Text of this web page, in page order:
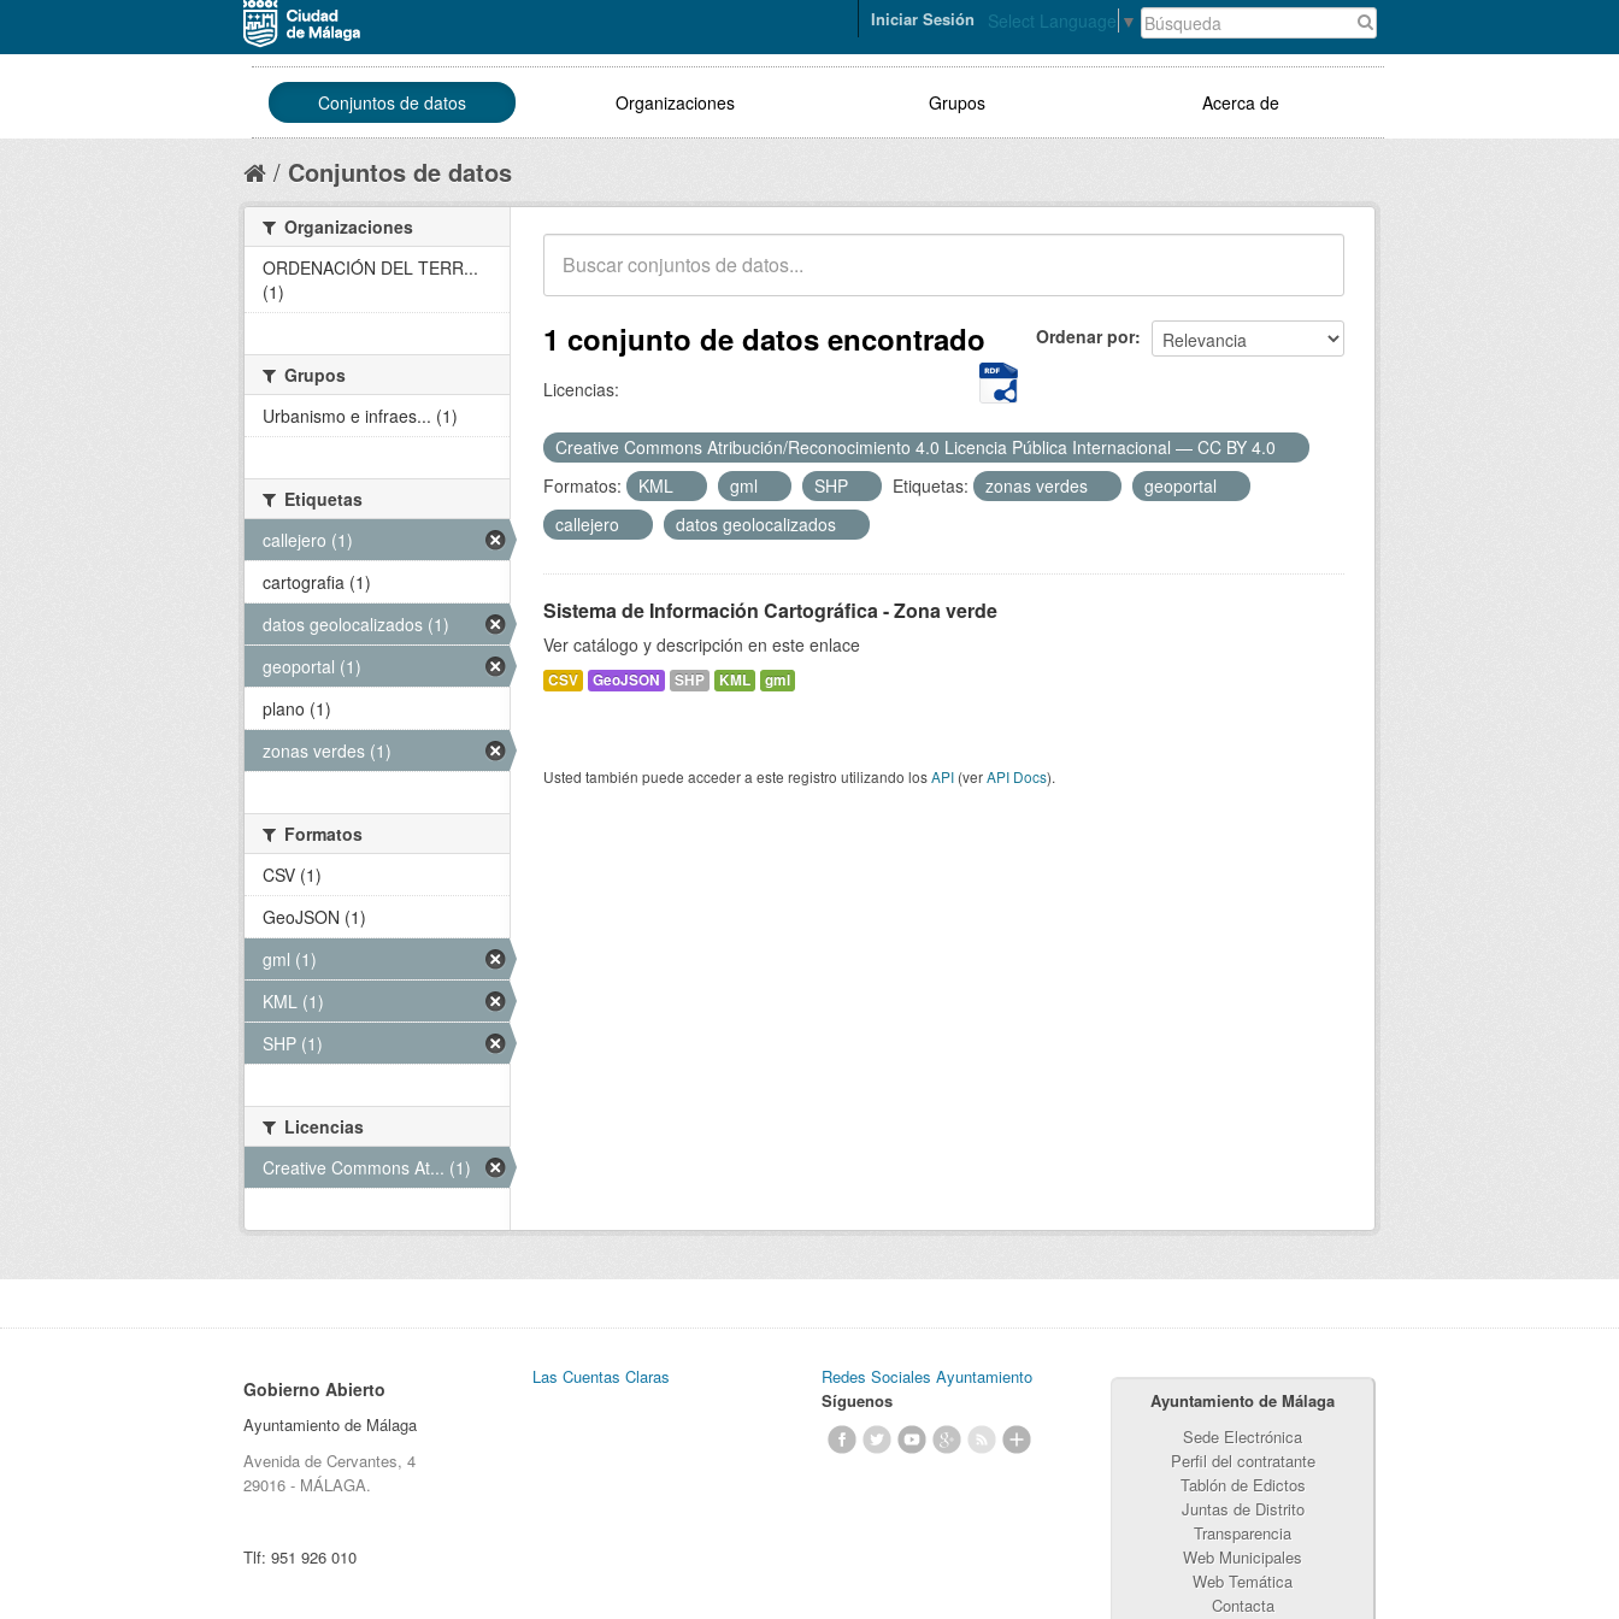
Select Language ▼
Iniciar Sesión
Conjuntos de datos Organizaciones Grupos Acerca de
Conjuntos de datos
Ordenar por
1 conjunto de datos encontrado
Licencias:
Creative Commons Atribución/Reconocimiento 4.0 Licencia Pública Internacional — CC BY 4.0
Formatos:
KML gml SHP Etiquetas: zonas verdes
geoportal
callejero
datos geolocalizados
Sistema de Información Cartográfica - Zona verde
Ver catálogo y descripción en este enlace
CSV GeoJSON SHP KML gml
Usted también puede acceder a este registro utilizando losAPI (verAPI Docs).
Organizaciones
ORDENACIÓN DEL TERR...
(1)
Grupos
Urbanismo e infraes... (1)
Etiquetas
callejero (1)
cartografia (1)
datos geolocalizados (1)
geoportal (1)
plano (1)
zonas verdes (1)
Formatos
CSV (1)
GeoJSON (1)
gml (1)
KML (1)
SHP (1)
Licencias
Creative Commons At... (1)
Gobierno Abierto
Ayuntamiento de Málaga
Avenida de Cervantes, 4
29016 - MÁLAGA.
Tlf: 951 926 010
Las Cuentas Claras
Redes Sociales Ayuntamiento
Síguenos
Ayuntamiento de Málaga
Sede Electrónica
Perfil del contratante
Tablón de Edictos
Juntas de Distrito
Transparencia
Web Municipales
Web Temática
Contacta